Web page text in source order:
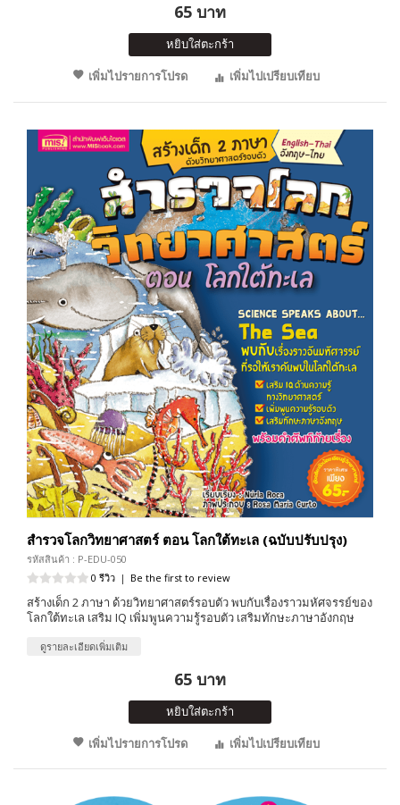
65 บาท
หยิบใส่ตะกร้า
เพิ่มไปรายการโปรด
เพิ่มไปเปรียบเทียบ
สำรวจโลกวิทยาศาสตร์ ตอน โลกใต้ทะเล (ฉบับปรับปรุง)
รหัสสินค้า : P-EDU-050
0 รีวิว | Be the first to review
สร้างเด็ก 2 ภาษา ด้วยวิทยาศาสตร์รอบตัว พบกับเรื่องราวมหัศจรรย์ของ
โลกใต้ทะเล เสริม IQ เพิ่มพูนความรู้รอบตัว เสริมทักษะภาษาอังกฤษ
ดูรายละเอียดเพิ่มเติม
65 บาท
หยิบใส่ตะกร้า
เพิ่มไปรายการโปรด
เพิ่มไปเปรียบเทียบ